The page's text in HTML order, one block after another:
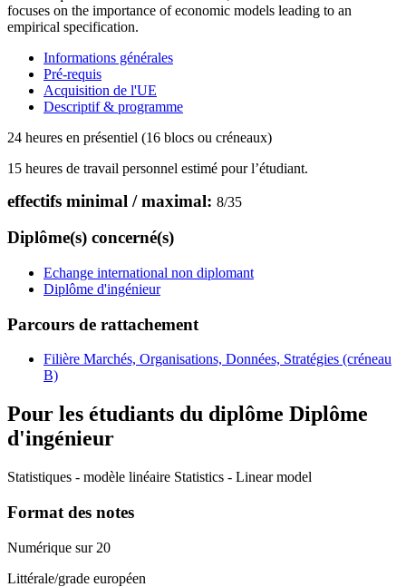
focuses on the importance of economic models leading to an
empirical specification.
Informations générales
Pré-requis
Acquisition de l'UE
Descriptif & programme
24 heures en présentiel (16 blocs ou créneaux)
15 heures de travail personnel estimé pour l’étudiant.
effectifs minimal / maximal: 8/35
Diplôme(s) concerné(s)
Echange international non diplomant
Diplôme d'ingénieur
Parcours de rattachement
Filière Marchés, Organisations, Données, Stratégies (créneau
B)
Pour les étudiants du diplôme Diplôme
d'ingénieur
Statistiques - modèle linéaire Statistics - Linear model
Format des notes
Numérique sur 20
Littérale/grade européen